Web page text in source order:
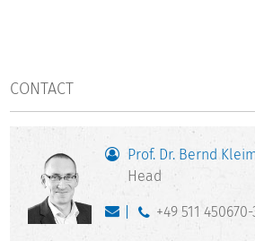
CONTACT
Prof. Dr. Bernd
Head
+49 511